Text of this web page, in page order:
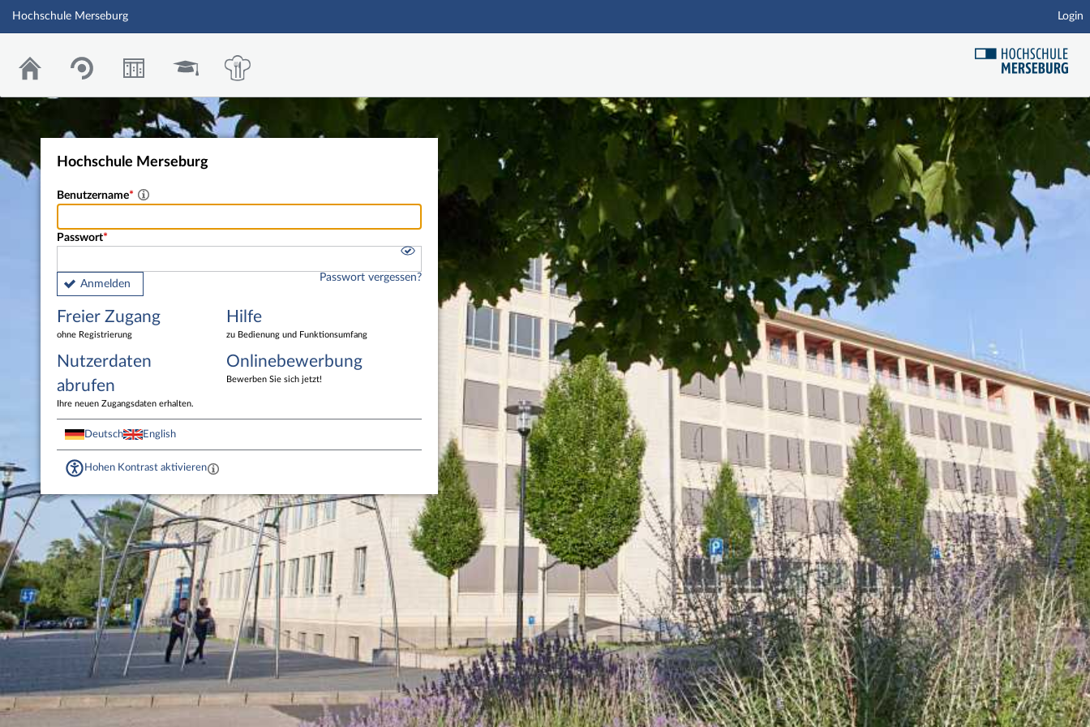
Hauptnavigation
Fußzeile
Hochschule Merseburg Login
Hochschule Merseburg
Benutzername
Passwort
Anmelden
Passwort vergessen?
Freier Zugang
ohne Registrierung
Hilfe
zu Bedienung und Funktionsumfang
Nutzerdaten
abrufen
Ihre neuen Zugangsdaten erhalten.
Onlinebewerbung
Bewerben Sie sich jetzt!
Deutsch English
Hohen Kontrast aktivieren